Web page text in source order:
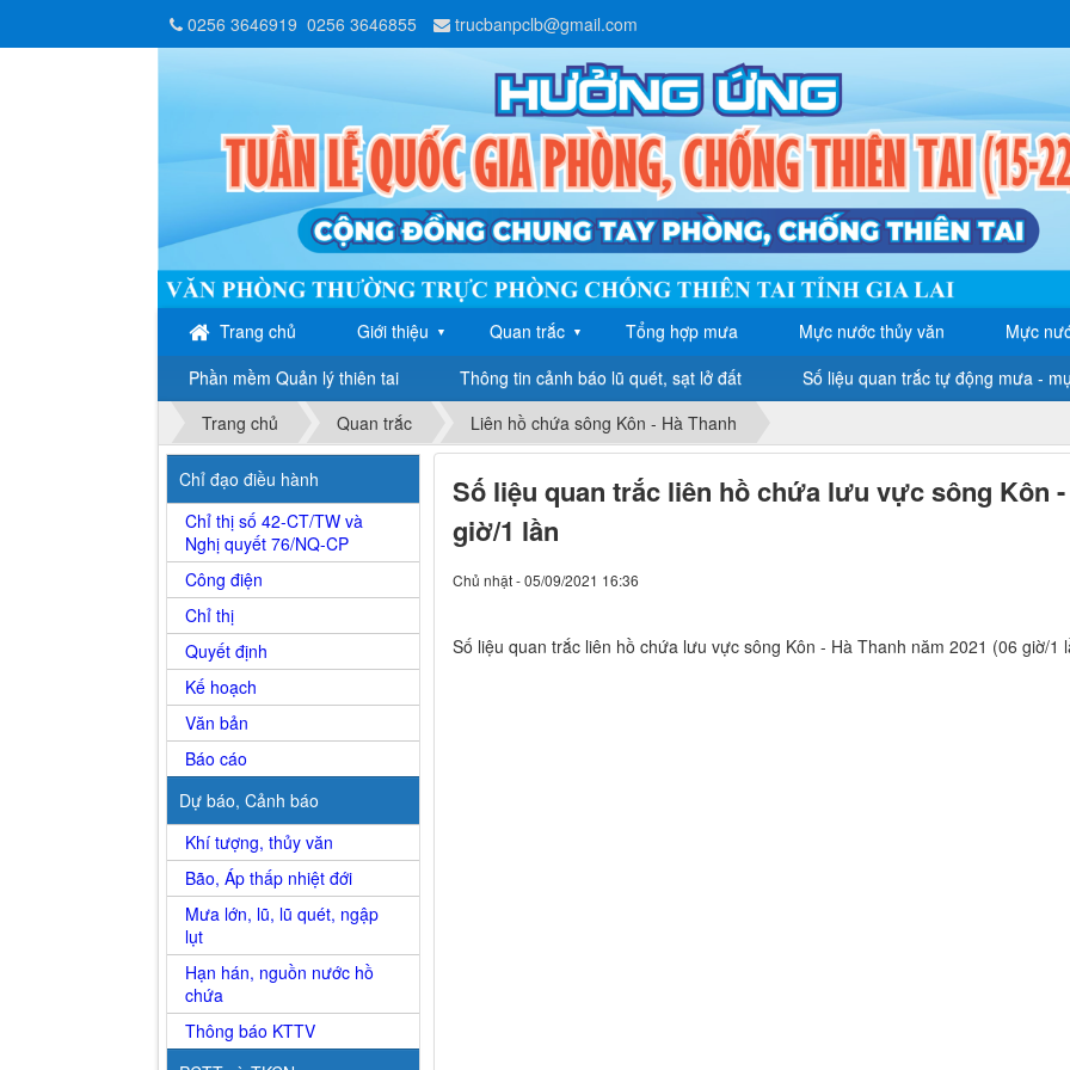
Trang chủ Giới thiệu ▼ Quan trắc ▼ Tổng hợp mưa Mực nước thủy văn
Mực
Phần mềm Quản lý thiên tai
Thông tin cảnh báo lũ quét, sạt lở đất Số liệu quan trắc tự động mưa -
0256 3646919 0256 3646855 trucbanpclb@gmail.com
Trang chủ Quan trắc Liên hồ chứa sông Kôn - Hà Thanh
Số liệu quan trắc liên hồ chứa lưu vực sông Kôn -
giờ/1 lần
Chủ nhật - 05/09/2021 16:36
Số liệu quan trắc liên hồ chứa lưu vực sông Kôn - Hà Thanh năm 2021 (06 giờ/1
Chỉ đạo điều hành
Chỉ thị số 42-CT/TW và
Nghị quyết 76/NQ-CP
Công điện
Chỉ thị
Quyết định
Kế hoạch
Văn bản
Báo cáo
Dự báo, Cảnh báo
Khí tượng, thủy văn
Bão, Áp thấp nhiệt đới
Mưa lớn, lũ, lũ quét, ngập
lụt
Hạn hán, nguồn nước hồ
chứa
Thông báo KTTV